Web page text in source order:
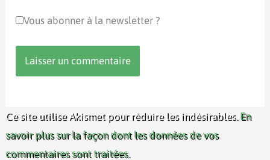
Vous abonner à la newsletter ?
Ce site utilise Akismet pour réduire les indésirables. En
savoir plus sur la façon dont les données de vos
commentaires sont traitées.